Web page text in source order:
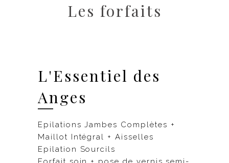
Les forfaits
L'Essentiel des
Anges
Epilations Jambes Complètes +
Maillot Intégral + Aisselles
Epilation Sourcils